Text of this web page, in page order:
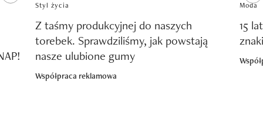
Styl życia
Z taśmy produkcyjnej do naszych
torebek. Sprawdziliśmy, jak powstają
nasze ulubione gumy
Współpraca reklamowa
Moda
15